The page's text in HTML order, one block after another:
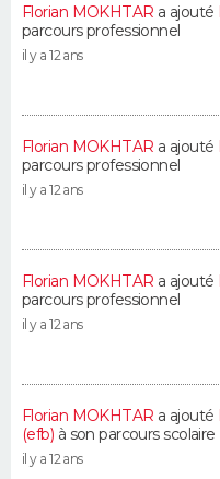
Florian MOKHTAR a ajouté
parcours professionnel
il y a 12 ans
Florian MOKHTAR a ajouté
parcours professionnel
il y a 12 ans
Florian MOKHTAR a ajouté
parcours professionnel
il y a 12 ans
Florian MOKHTAR a ajouté
(efb) à son parcours scolaire
il y a 12 ans